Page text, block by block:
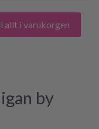
allt i varukorgen
by